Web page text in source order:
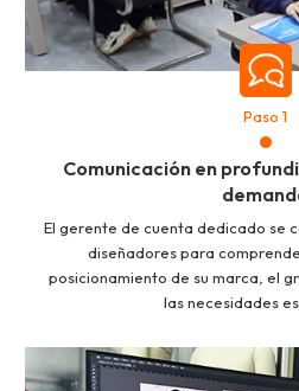
Paso 1
Comunicación en
El gerente de cuenta dedicado se
diseñadores para
posicionamiento de su marca, el
las necesidades